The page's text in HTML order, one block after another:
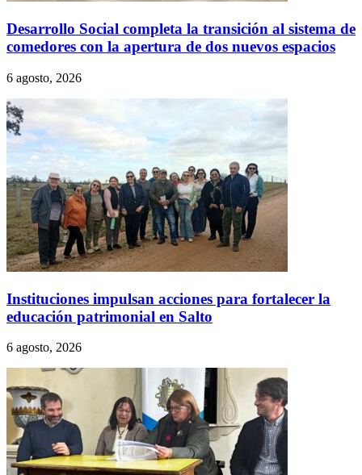
Desarrollo Social completa la transición al sistema de
comedores con la apertura de dos nuevos espacios
6 agosto, 2026
Instituciones impulsan acciones para fortalecer la
educación patrimonial en Salto
6 agosto, 2026